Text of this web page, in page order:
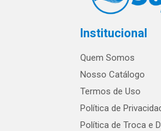
Institucional
Quem Somos
Nosso Catálogo
Termos de Uso
Política de
Política de Troca e